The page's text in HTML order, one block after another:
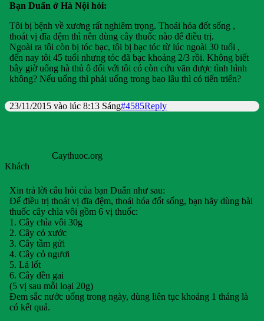
Bạn Duẩn ở Hà Nội hỏi:
Tôi bị bệnh về xương rất nghiêm trọng. Thoái hóa đốt sống ,
thoát vị đĩa đệm thì nên dùng cây thuốc nào để điều trị.
Ngoài ra tôi còn bị tóc bạc, tôi bị bạc tóc từ lúc ngoài 30 tuổi ,
đến nay tôi 45 tuổi nhưng tóc đã bạc khoảng 2/3 rồi. Không biết
bây giờ uống hà thủ ô đối với tôi có còn cứu vãn được tình hình
không? Nếu uống thì phải uống trong bao lâu thì có tiến triển?
23/11/2015 vào lúc 8:13 Sáng#4585Reply
Caythuoc.org
Khách
Xin trả lời câu hỏi của bạn Duẩn như sau:
Để điều trị thoát vị đĩa đệm, thoái hóa đốt sống, bạn hãy dùng bài
thuốc cây chìa vôi gồm 6 vị thuốc:
1. Cây chìa vôi 30g
2. Cây cỏ xước
3. Cây tầm gửi
4. Cây cỏ ngươi
5. Lá lốt
6. Cây dền gai
(5 vị sau mỗi loại 20g)
Đem sắc nước uống trong ngày, dùng liên tục khoảng 1 tháng là
có kết quả.